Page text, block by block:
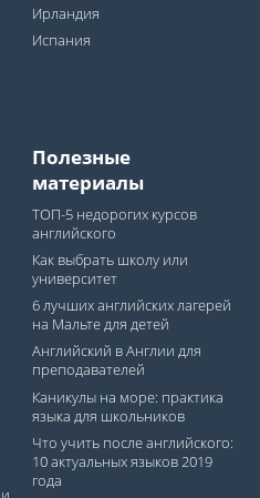
Ирландия
Испания
Полезные
материалы
ТОП-5 недорогих курсов
английского
Как выбрать школу или
университет
6 лучших английских лагерей
на Мальте для детей
Английский в Англии для
преподавателей
Каникулы на море: практика
языка для школьников
Что учить после английского:
10 актуальных языков 2019
года